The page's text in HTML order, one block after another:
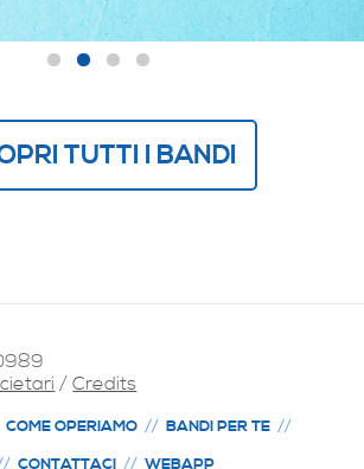
TUTTI I BANDI
/Credits
COME OPERIAMO
BANDI PER TE
CONTATTACI WEBAPP